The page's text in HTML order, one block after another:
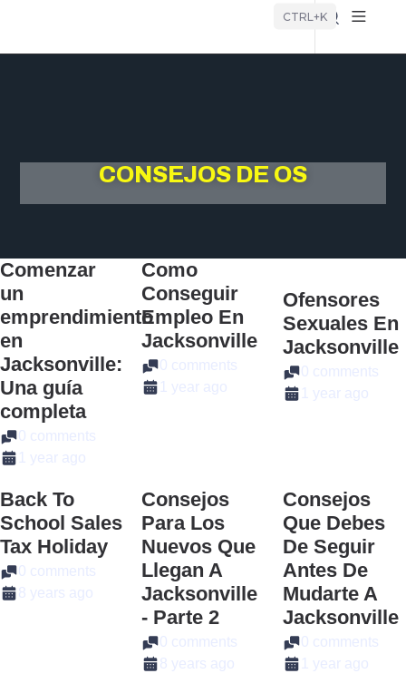
CTRL+K
CONSEJOS DE OS
Comenzar
un
emprendimiento
en
Jacksonville:
Una guía
completa
0 comments
1 year ago
Como
Conseguir
Empleo En
Jacksonville
0 comments
1 year ago
Ofensores
Sexuales En
Jacksonville
0 comments
1 year ago
Back To
School Sales
Tax Holiday
0 comments
8 years ago
Consejos
Para Los
Nuevos Que
Llegan A
Jacksonville
- Parte 2
0 comments
8 years ago
Consejos
Que Debes
De Seguir
Antes De
Mudarte A
Jacksonville
0 comments
1 year ago